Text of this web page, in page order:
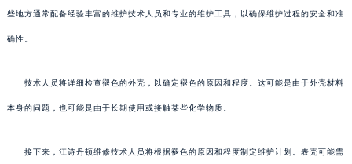
些地方通常配备经验丰富的维护技术人员和专业的维护工具，以确保维护过程的安全和准
确性。
技术人员将详细检查褪色的外壳，以确定褪色的原因和程度。这可能是由于外壳材料
本身的问题，也可能是由于长期使用或接触某些化学物质。
接下来，江诗丹顿维修技术人员将根据褪色的原因和程度制定维护计划。表壳可能需